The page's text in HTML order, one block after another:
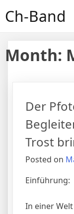
toCh-Band
Month:
Der
Trost
Posted on
Einführung:
In einer